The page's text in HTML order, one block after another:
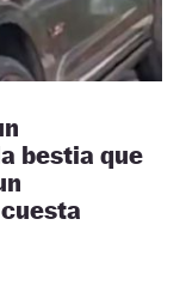
bestia que